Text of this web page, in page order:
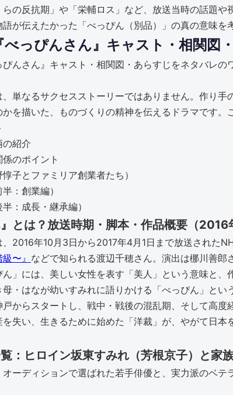
の反抗期」や「栄輔ロス」など、放送当時の話題や
が伝えたかった「べっぴん（別品）」の真の意味を
べっぴんさん』キャスト・相関図
、単なるサクセスストーリーではありません。作り
を描いた、ものづくりの精神を伝えるドラマです
の紹介
のポイント
子とファミリア創業者たち）
：創業編）
：成長・継承編）
』とは？放送時期・脚本・作品概要（2016
、2016年10月3日から2017年4月1日まで放送された
〜』 などで知られる渡辺千穂さん。演出は梛川善郎
」には、美しい女性を表す「美人」という意味と
・はなが幼いすみれに語りかける「べっぴん」とい
からスタートし、戦中・戦後の混乱期、そして高
失い、生きるために始めた「洋裁」が、やがて日
：ヒロイン坂東すみれ（芳根京子）と家
ーディションで選ばれた若手俳優と、実力派のベテ